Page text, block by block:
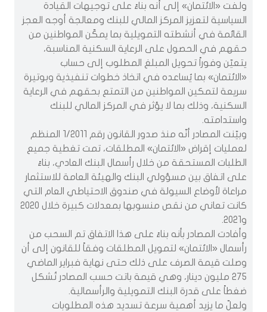
ولفت «الائتمان» إلى أنه بناءً على توجيهات القيادة
السياسية لتعزيز المركز المالي للبنك ومعالجة أوجه العجز
القائمة في أنشطته التمويلية بما يمكّن المواطنين من
حقهم في الحصول على الرعاية السكنية المناسبة،
يتعيّن وفوراً تحويل المبلغ المطلوب إلى حساب
«الائتمان» بما يُساعده في اتخاذ خطوات تنفيذية وبوتيرة
سريعة لتمكين المواطنين من التمتع بحقهم في الرعاية
السكنية، وذلك بما لا يؤثر في المركز المالي للبنك
واستدامته.
وبيّنت المصادر أنّه منذ صدور القانون رقم 1/2011 المنظم
لعمليات إقراض «الائتمان» المطلقات، تمت تغطية جميع
الطلبات المستحقة من خلال رأسمال البنك العادي، بناءً
على اتفاق بين مسؤولي البنك والهيئة العامة للاستثمار
مراعاة لأوضاع السيولة في صندوق الاحتياطي العام التي
كانت تعاني من نقص منسوبها بمعدلات كبيرة خلال 2020
و2021.
وأفادت المصادر بأنه بناءً على هذا الاتفاق تم السحب من
رأسمال «الائتمان» لتمويل المطلقات وفقاً للقانون إلى أن
وصلت قيمة الصرف على ذلك حتى نهاية فبراير الماضي
275 مليون دينار، وهي قيمة باتت حسب المصادر تُشكل
ضغطاً على قدرة البنك التمويلية والرأسمالية.
ولعلّ ما يزيد أهمية سرعة تسديد هذه المطلوبات